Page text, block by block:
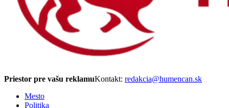
Priestor pre vašu reklamuKontakt: redakcia@humencan.sk
Mesto
Politika